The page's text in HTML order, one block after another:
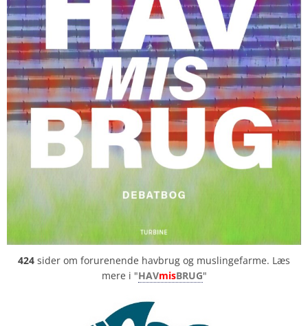
424 sider om forurenende havbrug og muslingefarme. Læs
mere i "HAVmisBRUG"